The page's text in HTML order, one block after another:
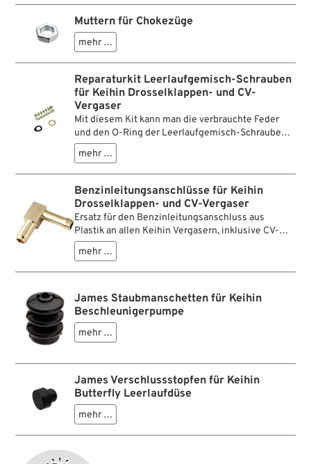
Muttern für Chokezüge
mehr …
Reparaturkit Leerlaufgemisch-Schrauben
für Keihin Drosselklappen- und CV-
Vergaser
Mit diesem Kit kann man die verbrauchte Feder
und den O-Ring der Leerlaufgemisch-Schraube
erneuern.
mehr …
Benzinleitungsanschlüsse für Keihin
Drosselklappen- und CV-Vergaser
Ersatz für den Benzinleitungsanschluss aus
Plastik an allen Keihin Vergasern, inklusive CV-
Typen.
mehr …
James Staubmanschetten für Keihin
Beschleunigerpumpe
mehr …
James Verschlussstopfen für Keihin
Butterfly Leerlaufdüse
mehr …